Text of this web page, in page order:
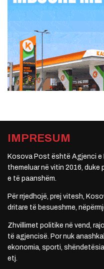
IMPRESUM
Kosova Post është Agjenci e
themeluar në vitin 2016, duke
e të paanshëm.
Për rrjedhojë, prej vitesh,
dritare të besueshme,
Zhvillimet politike në vend,
të agjencisë. Por nuk
ekonomia, sporti,
etj.